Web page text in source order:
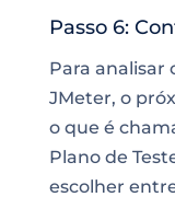
Passo 6:
Para analisar
JMeter, o
o que é
Plano de
escolher